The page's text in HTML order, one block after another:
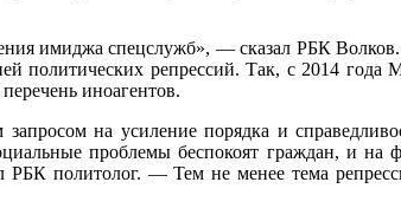
имиджа спецслужб», — сказал РБК
политических репрессий. Так, с 2014
иноагентов.
на усиление порядка и
проблемы беспокоят граждан, и на
политолог. — Тем не менее тема